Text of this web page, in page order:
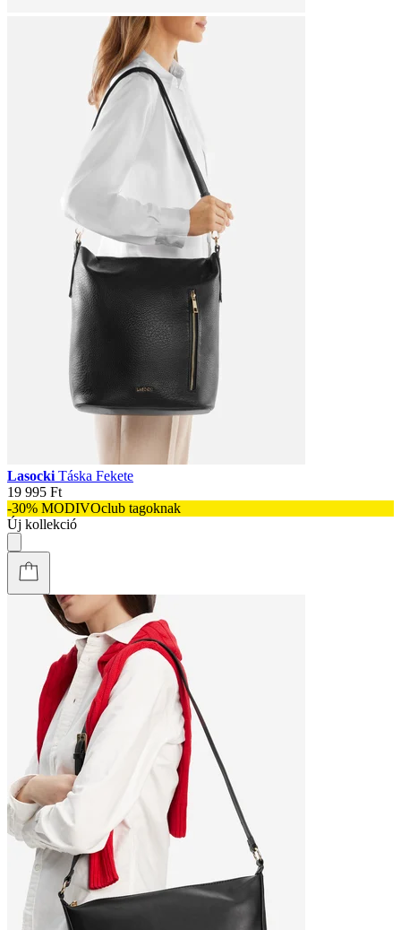
Lasocki Táska Fekete
19 995 Ft
-30% MODIVOclub tagoknak
Új kollekció